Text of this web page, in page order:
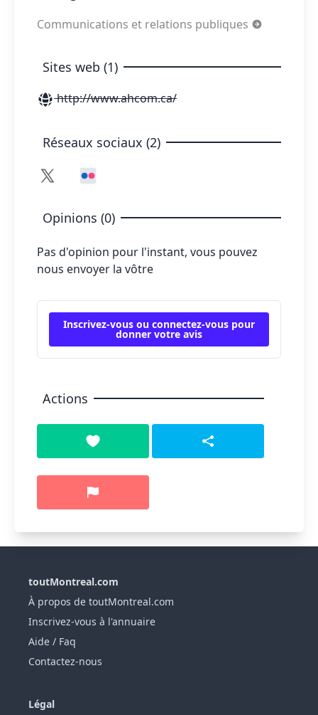
Communications et relations publiques
Sites web (1)
http://www.ahcom.ca/
Réseaux sociaux (2)
Opinions (0)
Pas d'opinion pour l'instant, vous pouvez
nous envoyer la vôtre
Inscrivez-vous ou connectez-vous pour
donner votre avis
Actions
toutMontreal.com
À propos de toutMontreal.com
Inscrivez-vous à l'annuaire
Aide / Faq
Contactez-nous
Légal